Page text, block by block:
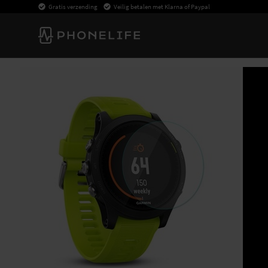
Gratis verzending Veilig betalen met Klarna of Paypal